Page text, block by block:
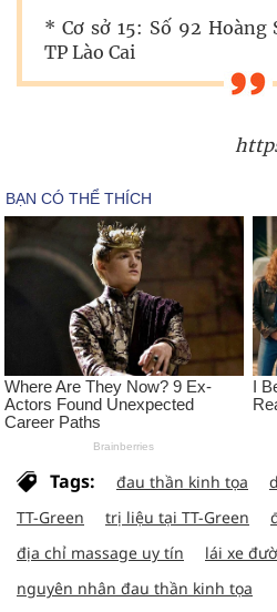
* Cơ sở 15: Số 92
TP Lào Cai
Tags: đau thần kinh tọa
TT-Green
trị liệu tại TT-Green
địa chỉ massage uy tín
lái xe
nguyên nhân đau thần kinh tọa